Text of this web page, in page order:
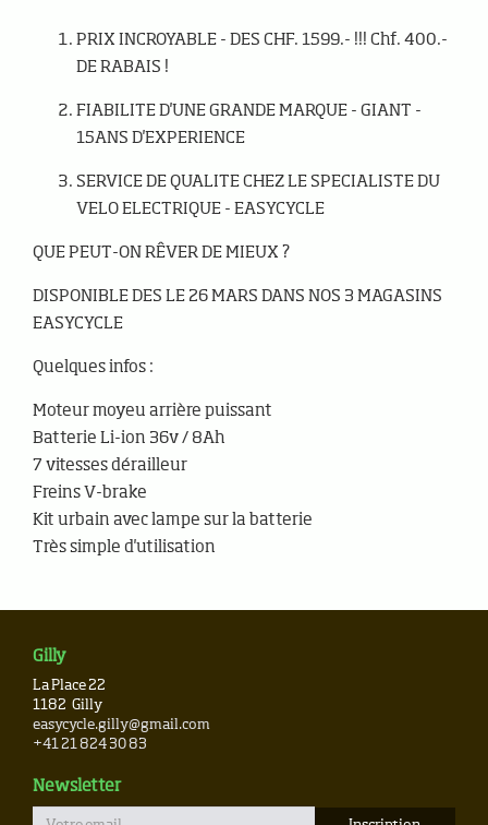
PRIX INCROYABLE - DES CHF. 1599.- !!! Chf. 400.-
DE RABAIS !
FIABILITE D'UNE GRANDE MARQUE - GIANT -
15ANS D'EXPERIENCE
SERVICE DE QUALITE CHEZ LE SPECIALISTE DU
VELO ELECTRIQUE - EASYCYCLE
QUE PEUT-ON RÊVER DE MIEUX ?
DISPONIBLE DES LE 26 MARS DANS NOS 3 MAGASINS
EASYCYCLE
Quelques infos :
Moteur moyeu arrière puissant
Batterie Li-ion 36v / 8Ah
7 vitesses dérailleur
Freins V-brake
Kit urbain avec lampe sur la batterie
Très simple d'utilisation
Gilly
La Place 22
1182 Gilly
easycycle.gilly@gmail.com
+41 21 824 30 83
Newsletter